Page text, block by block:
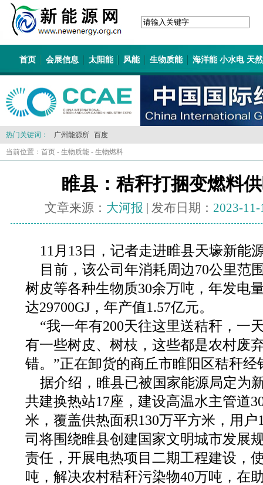
首页 会展信息 太阳能 风能 生物质能 海洋能 小水电 天
热门关键词： 广州能源所 百度
当前位置： 首页 - 生物质能 - 生物燃料
睢县：秸秆打捆变燃料
文章来源： 大河报 | 发布日期： 2023-11-
11月13日，记者走进睢县天壕新能
目前，该公司年消耗周边70公里范
树皮等各种生物质30余万吨，年发电
达29700GJ，年产值1.57亿元。
“我一年有200天往这里送秸秆，一
有一些树皮、树枝，这些都是农村废
错。”正在卸货的商丘市睢阳区秸秆
据介绍，睢县已被国家能源局定为
共建换热站17座，建设高温水主管道
米，覆盖供热面积130万平方米，用
司将围绕睢县创建国家文明城市发展
责任，开展电热项目二期工程建设，
吨，解决农村秸秆污染物40万吨，在